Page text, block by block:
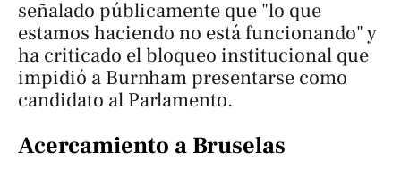
señalado públicamente que "lo que
estamos haciendo no está funcionando" y
ha criticado el bloqueo institucional que
impidió a Burnham presentarse como
candidato al Parlamento.
Acercamiento a Bruselas